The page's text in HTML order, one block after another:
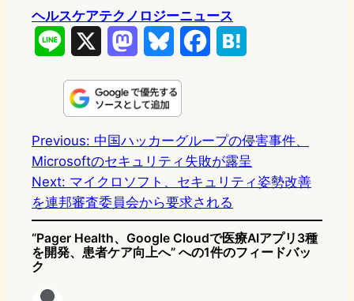
ヘルスケアテクノロジーニュース
n
s
o
d
o
n
u
e
s
k
y
b
o
o
k
e
n
a
Previous: 中国ハッカーグループの侵害事件、
Microsoftのセキュリティ失敗が露呈
Next: マイクロソフト、セキュリティ姿勢改善
を連邦審査委員会から要求される
“Pager Health、Google Cloudで医療AIアプリ3種
を開発、患者ケア向上へ” への1件のフィードバッ
ク